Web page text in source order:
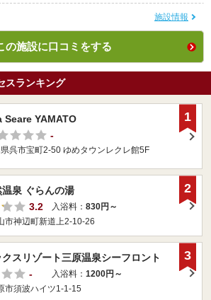
施設情報
の施設に口コミをする
スランキング
Seare YAMATO
-
呉市宝町2-50 ゆめタウンレクレ館5F
1
泉 ぐらんの湯
3.2
入浴料： 830円～
市神辺町新道上2-10-26
2
クスリゾート三原温泉シーフロント
-
入浴料： 1200円～
市須波ハイツ1-1-15
3